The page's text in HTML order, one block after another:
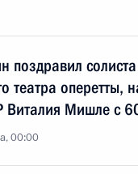
поздравил
театра оперетты,
Виталия Мишле с
00:00